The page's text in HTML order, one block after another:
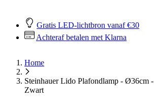
Gratis LED-lichtbron vanaf €30
Achteraf betalen met Klarna
Home
Steinhauer Lido Plafondlamp - Ø36cm
Zwart